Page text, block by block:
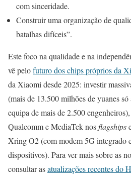
com sinceridade.
Construir uma organização de
batalhas difíceis”.
Este foco na qualidade e na
vê pelofuturo dos chips próprios da
da Xiaomi desde 2025: investir
(mais de 13.500 milhões de yuanes
equipa de mais de 2.500
Qualcomm e MediaTek nosflagships
Xring O2 (com modem 5G integrado
dispositivos). Para ver mais sobre as
consultar asatualizações recentes do